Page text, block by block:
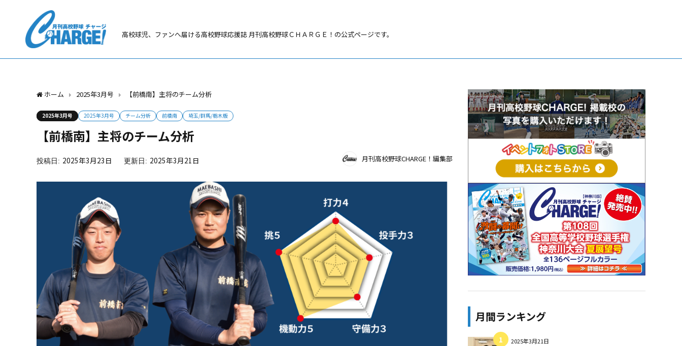
高校球児、ファンへ届ける高校野球応援誌 月刊高校野球ＣＨＡＲＧＥ！の公式ページです。
ホーム 2025年3月号 【前橋南】主将のチーム分析
2025年3月号 2025年3月号 チーム分析 前橋南 埼玉/群馬/栃木版
【前橋南】主将のチーム分析
2025年3月23日 2025年3月21日 月刊高校野球CHARGE！編集部
月間ランキング
2025年3月21日